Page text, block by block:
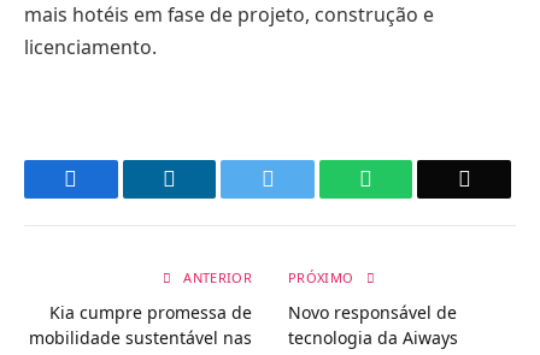
mais hotéis em fase de projeto, construção e
licenciamento.
WhatsApp
ANTERIOR
Kia cumpre promessa de
mobilidade sustentável nas
PRÓXIMO
Novo responsável de
tecnologia da Aiways